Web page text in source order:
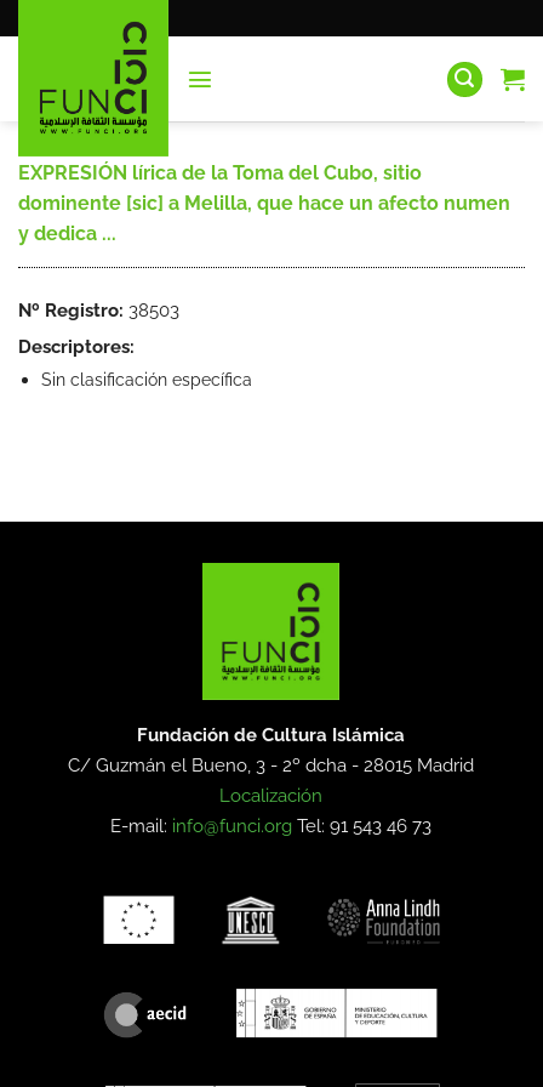
al
EXPRESIÓN lírica de la Toma del Cubo, sitio
dominente [sic] a Melilla, que hace un afecto numen
y dedica ...
Nº Registro: 38503
Descriptores:
Sin clasificación específica
Fundación de Cultura Islámica
C/ Guzmán el Bueno, 3 - 2º dcha -28015 Madrid
Localización
E-mail: info@funci.org Tel: 91 543 46 73